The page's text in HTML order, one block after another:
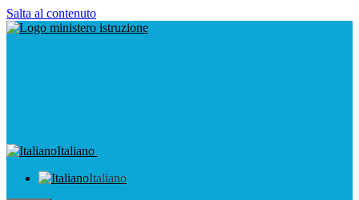
Salta al contenuto
Italiano
Italiano